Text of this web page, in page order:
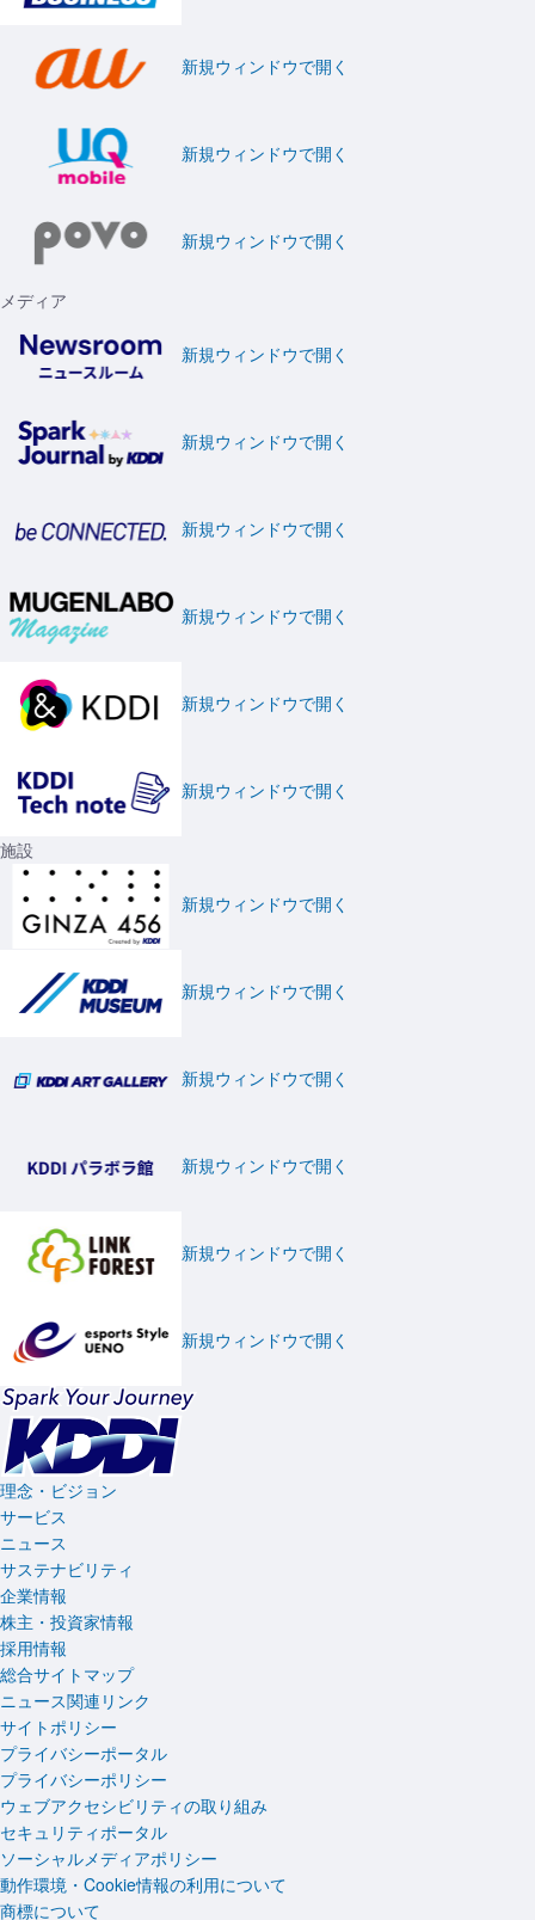
新規ウィンドウで開く
新規ウィンドウで開く
新規ウィンドウで開く
メディア
新規ウィンドウで開く
新規ウィンドウで開く
新規ウィンドウで開く
新規ウィンドウで開く
新規ウィンドウで開く
新規ウィンドウで開く
施設
新規ウィンドウで開く
新規ウィンドウで開く
新規ウィンドウで開く
新規ウィンドウで開く
新規ウィンドウで開く
新規ウィンドウで開く
理念・ビジョン
サービス
ニュース
サステナビリティ
企業情報
株主・投資家情報
採用情報
総合サイトマップ
ニュース関連リンク
サイトポリシー
プライバシーポータル
プライバシーポリシー
ウェブアクセシビリティの取り組み
セキュリティポータル
ソーシャルメディアポリシー
動作環境・Cookie情報の利用について
商標について